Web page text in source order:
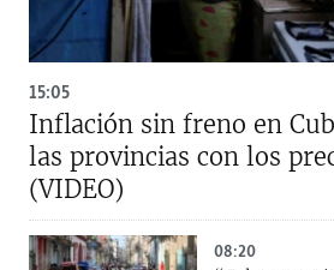
15:05
Inflación sin freno en
las provincias con los
(VIDEO)
08:20